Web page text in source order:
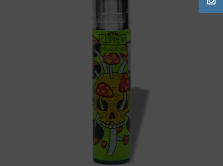
Suportes Bertoldi para Cachimbos
Limpadores para Cachimbo